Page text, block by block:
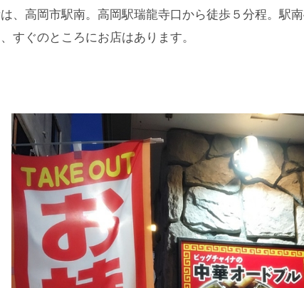
、高岡市駅南。高岡駅瑞龍寺口から徒歩５分程。駅
すぐのところにお店はあります。